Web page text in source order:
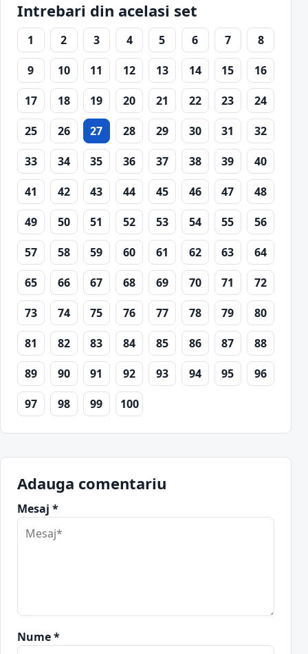
Intrebari din acelasi set
1 2 3 4 5 6 7
8
9
10 11 12 13 14 15
16
17
18 19 20 21 22 23
24
25
26 27 28 29 30 31
32
33
34 35 36 37 38 39
40
41
42 43 44 45 46 47
48
49
50 51 52 53 54 55
56
57
58 59 60 61 62 63
64
65
66 67 68 69 70 71
72
73
74 75 76 77 78 79
80
81
82 83 84 85 86 87
88
89
90 91 92 93 94 95
96
97
98 99 100
Adauga comentariu
Mesaj *
Nume *